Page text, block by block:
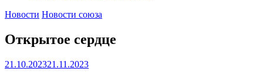
Новости Новости союза
Открытое сердце
21.10.202321.11.2023